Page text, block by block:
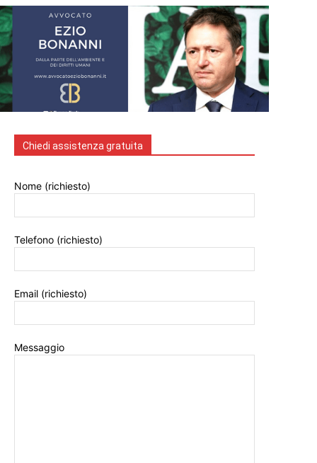
Chiedi assistenza gratuita
Nome (richiesto)
Telefono (richiesto)
Email (richiesto)
Messaggio